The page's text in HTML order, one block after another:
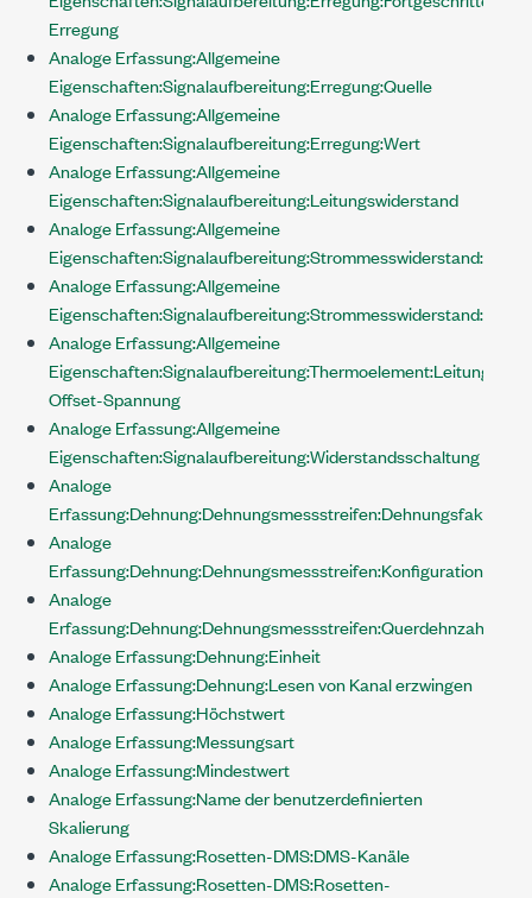
Erregung
Analoge Erfassung:Allgemeine
Eigenschaften:Signalaufbereitung:Erregung:Quelle
Analoge Erfassung:Allgemeine
Eigenschaften:Signalaufbereitung:Erregung:Wert
Analoge Erfassung:Allgemeine
Eigenschaften:Signalaufbereitung:Leitungswiderstand
Analoge Erfassung:Allgemeine
Analoge Erfassung:Allgemeine
Eigenschaften:Signalaufbereitung:Strommesswiderstand:Wert
Analoge Erfassung:Allgemeine
Eigenschaften:Signalaufbereitung:Thermoelement:Leitungs-
Offset-Spannung
Analoge Erfassung:Allgemeine
Eigenschaften:Signalaufbereitung:Widerstandsschaltung
Analoge
Erfassung:Dehnung:Dehnungsmessstreifen:Dehnungsfaktor
Analoge
Erfassung:Dehnung:Dehnungsmessstreifen:Konfiguration
Analoge
Erfassung:Dehnung:Dehnungsmessstreifen:Querdehnzahl
Analoge Erfassung:Dehnung:Einheit
Analoge Erfassung:Dehnung:Lesen von Kanal erzwingen
Analoge Erfassung:Höchstwert
Analoge Erfassung:Messungsart
Analoge Erfassung:Mindestwert
Analoge Erfassung:Name der benutzerdefinierten
Skalierung
Analoge Erfassung:Rosetten-DMS:DMS-Kanäle
Analoge Erfassung:Rosetten-DMS:Rosetten-